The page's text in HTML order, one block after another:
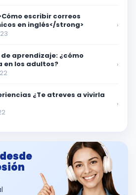
escribir correos
en inglés</strong>
›
de aprendizaje: ¿cómo
en los adultos?
›
¿Te atreves a vivirla
›